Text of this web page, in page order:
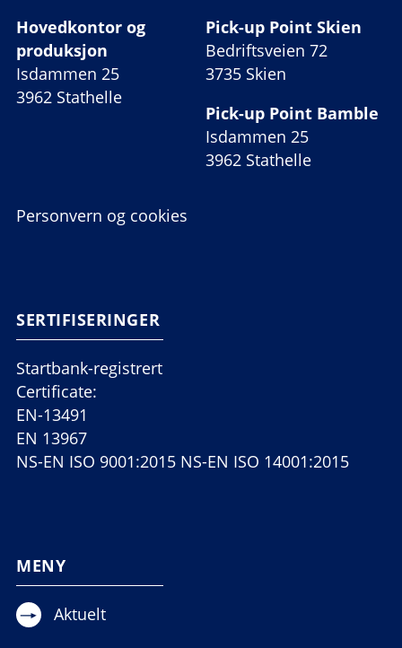
Hovedkontor og
produksjon
Isdammen 25
3962 Stathelle
Pick-up Point Skien
Bedriftsveien 72
3735 Skien
Pick-up Point Bamble
Isdammen 25
3962 Stathelle
Personvern og cookies
SERTIFISERINGER
Startbank-registrert
Certificate:
EN-13491
EN 13967
NS-EN ISO 9001:2015 NS-EN ISO 14001:2015
MENY
Aktuelt